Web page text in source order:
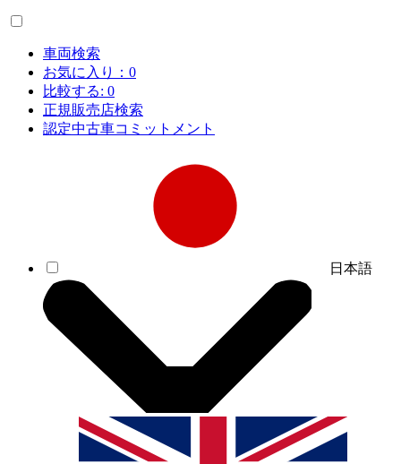
車両検索
お気に入り： 0
比較する: 0
正規販売店検索
認定中古車コミットメント
日本語